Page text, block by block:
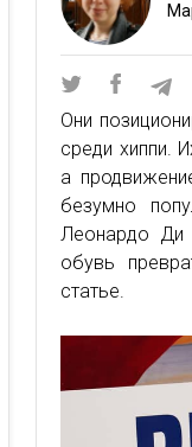
Они
среди хиппи.
а
безумно
Леонардо Ди
обувь
статье.